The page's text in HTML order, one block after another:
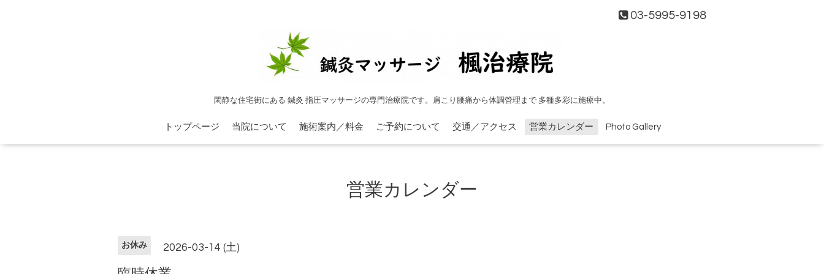
03-5995-9198
閑静な住宅街にある 鍼灸 指圧マッサージの専門治療院です。肩こり腰痛から体調管理まで 多種多彩に施療中。
トップページ 当院について 施術案内／料金 ご予約について 交通／アクセス 営業カレンダー Photo Gallery
営業カレンダー
お休み 2026-03-14 (土)